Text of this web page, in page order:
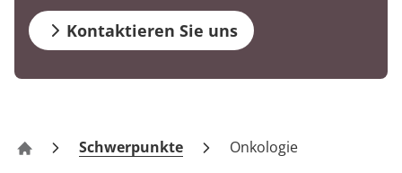
FAQs
Prävention
Kosten & Kostenträger
Kinder-und Jugendreha
Geriatrie
Prävention
Qualität & Expertise
Energiepolitik
Kosten & Kostenträger
Reha Checkliste
Zuweiser
Kooperationen
Kontaktieren Sie uns
AGZ Hannover
Schwerpunkte Onkologie